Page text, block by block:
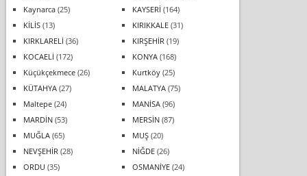
Kaynarca(25) KAYSERİ (164)
KİLİS(13) KIRIKKALE(31)
KIRKLARELİ (36) KIRŞEHİR (19)
KOCAELİ (172) KONYA(168)
Küçükçekmece(26) Kurtköy(25)
KÜTAHYA(27) MALATYA(75)
Maltepe(24) MANİSA(96)
MARDİN(53) MERSİN(87)
MUĞLA(65) MUŞ(20)
NEVŞEHİR (28) NİĞDE(26)
ORDU (35) OSMANİYE(24)